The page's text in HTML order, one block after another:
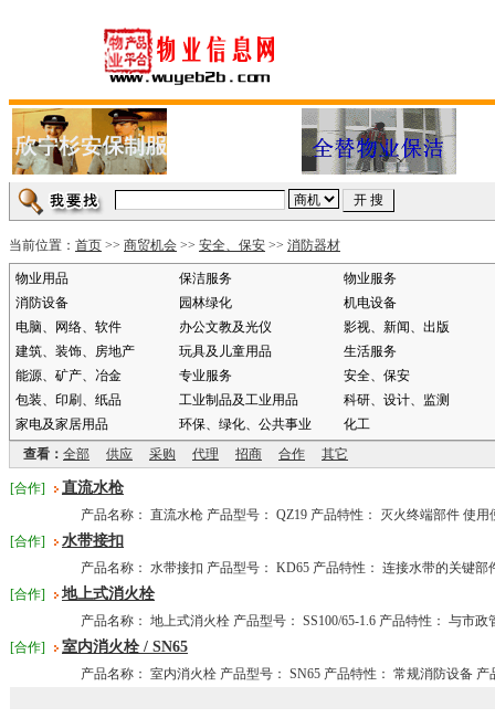
当前位置： 首页 >> 商贸机会 >> 安全、保安 >> 消防器材
物业用品 保洁服务
物业服务
消防设备
园林绿化
机电设备
电脑、网络、软件
办公文教及光仪
影视、新闻、出版
建筑、装饰、房地产
玩具及儿童用品
生活服务
能源、矿产、冶金
专业服务
安全、保安
包装、印刷、纸品
工业制品及工业用品
科研、设计、监测
家电及家居用品
环保、绿化、公共事业
化工
查看： 全部 供应 采购 代理 招商 合作 其它
[合作] 直流水枪
产品名称： 直流水枪 产品型号： QZ19 产品特性： 灭火终端部件 使用
[合作]
水带接扣
产品名称： 水带接扣 产品型号： KD65 产品特性： 连接水带的关键部
[合作]
地上式消火栓
产品名称： 地上式消火栓 产品型号： SS100/65-1.6 产品特性： 与市政
[合作]
室内消火栓 / SN65
产品名称： 室内消火栓 产品型号： SN65 产品特性： 常规消防设备 产